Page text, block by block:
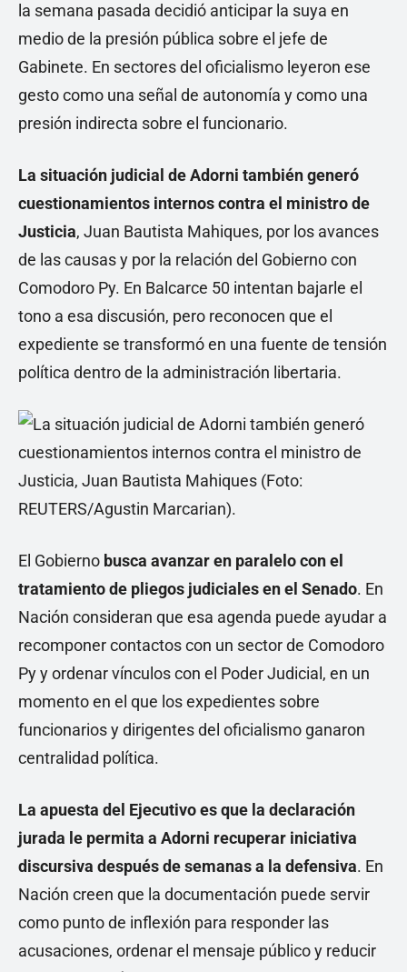
la semana pasada decidió anticipar la suya en
medio de la presión pública sobre el jefe de
Gabinete. En sectores del oficialismo leyeron ese
gesto como una señal de autonomía y como una
presión indirecta sobre el funcionario.
La situación judicial de Adorni también generó
cuestionamientos internos contra el ministro de
Justicia, Juan Bautista Mahiques, por los avances
de las causas y por la relación del Gobierno con
Comodoro Py. En Balcarce 50 intentan bajarle el
tono a esa discusión, pero reconocen que el
expediente se transformó en una fuente de tensión
política dentro de la administración libertaria.
El Gobierno busca avanzar en paralelo con el
tratamiento de pliegos judiciales en el Senado. En
Nación consideran que esa agenda puede ayudar a
recomponer contactos con un sector de Comodoro
Py y ordenar vínculos con el Poder Judicial, en un
momento en el que los expedientes sobre
funcionarios y dirigentes del oficialismo ganaron
centralidad política.
La apuesta del Ejecutivo es que la declaración
jurada le permita a Adorni recuperar iniciativa
discursiva después de semanas a la defensiva. En
Nación creen que la documentación puede servir
como punto de inflexión para responder las
acusaciones, ordenar el mensaje público y reducir